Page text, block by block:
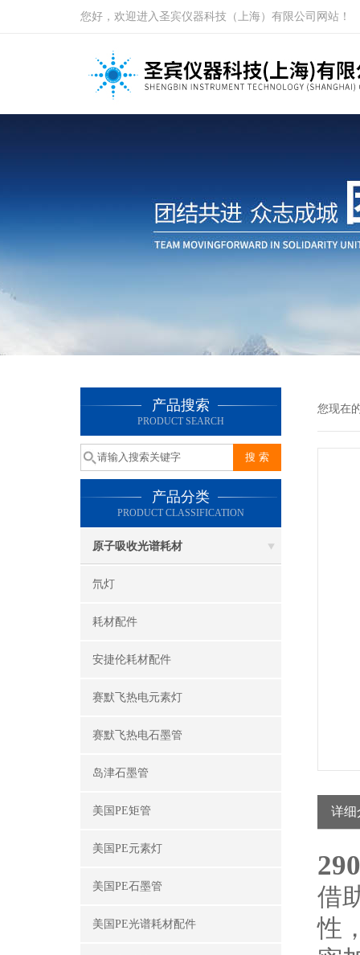
您好，欢迎进入圣宾仪器科技（上海）有限公司网站！
产品搜索
PRODUCT SEARCH
产品分类
PRODUCT CLASSIFICATION
原子吸收光谱耗材
氘灯
耗材配件
安捷伦耗材配件
赛默飞热电元素灯
赛默飞热电石墨管
岛津石墨管
美国PE矩管
美国PE元素灯
美国PE石墨管
美国PE光谱耗材配件
您现在
详细
借
性